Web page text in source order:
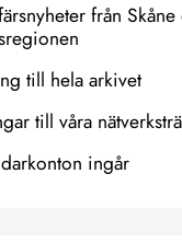
från Skåne
till hela arkivet
till våra
ingår